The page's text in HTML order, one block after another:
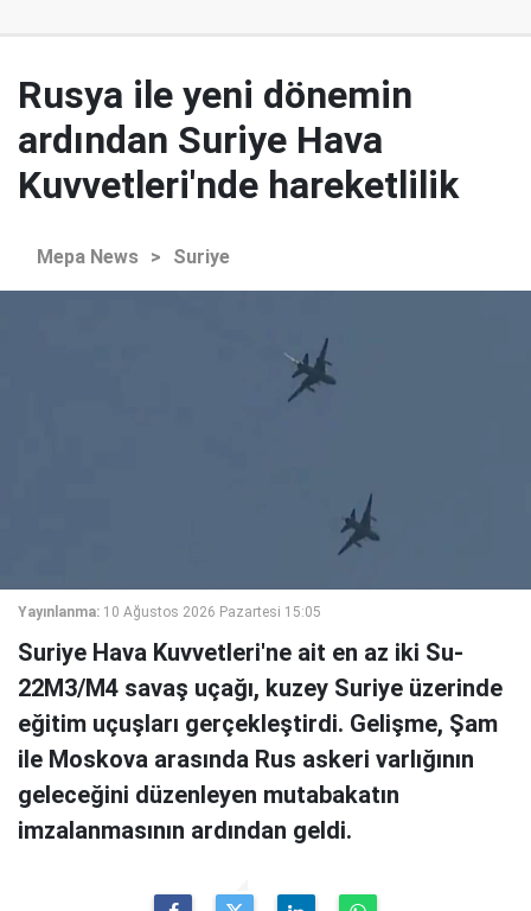
Rusya ile yeni dönemin
ardından Suriye Hava
Kuvvetleri'nde hareketlilik
Mepa News > Suriye
Yayınlanma: 10 Ağustos 2026 Pazartesi 15:05
Suriye Hava Kuvvetleri'ne ait en az iki Su-
22M3/M4 savaş uçağı, kuzey Suriye üzerinde
eğitim uçuşları gerçekleştirdi. Gelişme, Şam
ile Moskova arasında Rus askeri varlığının
geleceğini düzenleyen mutabakatın
imzalanmasının ardından geldi.